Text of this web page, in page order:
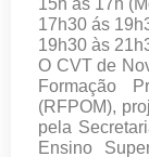
15h ás 17h
17h30 ás
19h30 às
O CVT de
Formação
(RFPOM),
pela
Ensino